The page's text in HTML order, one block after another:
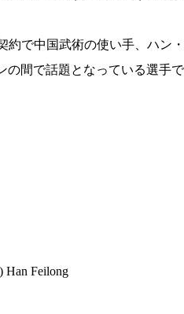
約で中国武術の使い手、ハン
の間で話題となっている選手
Feilong